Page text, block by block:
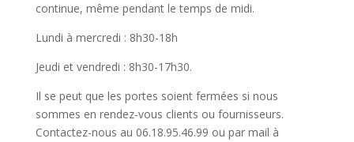
continue, même pendant le temps de midi.
Lundi à mercredi : 8h30-18h
Jeudi et vendredi : 8h30-17h30.
Il se peut que les portes soient fermées si nous
sommes en rendez-vous clients ou fournisseurs.
Contactez-nous au 06.18.95.46.99 ou par mail à